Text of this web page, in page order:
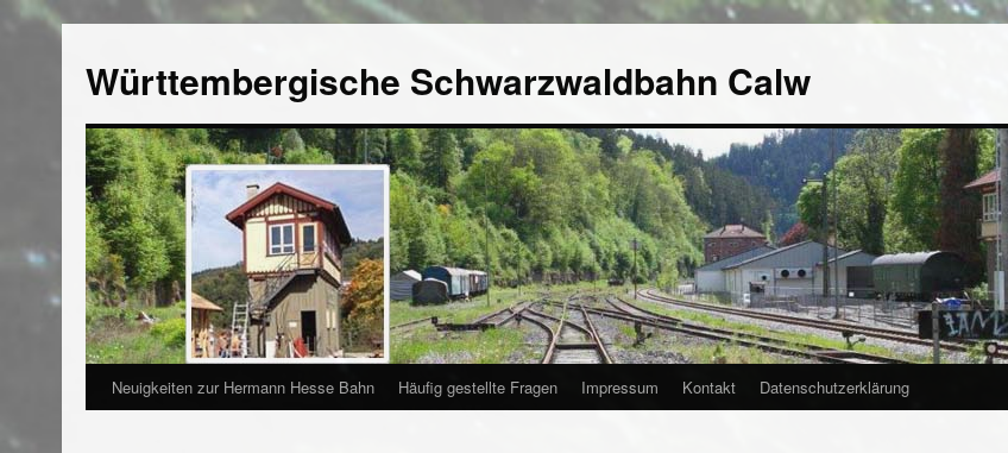
Württembergische Schwarzwaldbahn Calw
Neuigkeiten zur Hermann Hesse Bahn Häufig gestellte Fragen Impressum Kontakt Datenschutzerklärung